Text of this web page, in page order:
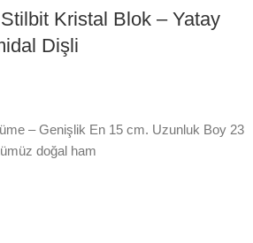
Kristal Blok – Yatay
Dişli
– Genişlik En 15 cm. Uzunluk Boy 23
doğal ham